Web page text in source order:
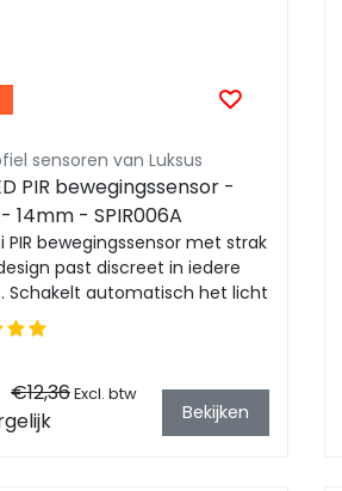
sensoren van Luksus
PIR bewegingssensor -
14mm - SPIR006A
PIR bewegingssensor met strak
past discreet in iedere
Schakelt automatisch het licht
€12,36Excl. btw
Bekijken